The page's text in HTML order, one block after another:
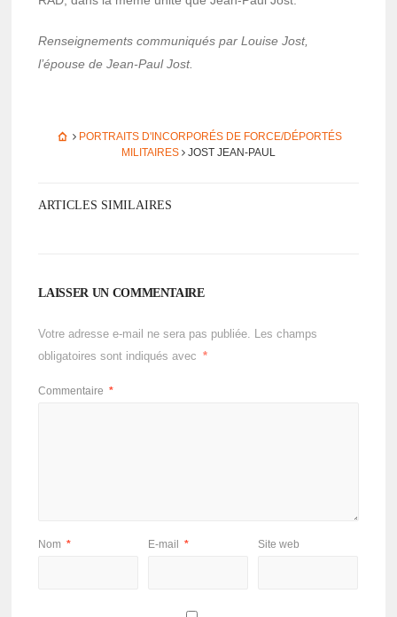
Rensei­gne­ments commu­niqués par Louise Jost,
l’épouse de Jean-Paul Jost.
PORTRAITS D'INCORPORÉS DE FORCE/DÉPORTÉS
MILITAIRES JOST JEAN-PAUL
ARTICLES SIMILAIRES
LAISSER UN COMMENTAIRE
Votre adresse e-mail ne sera pas publiée. Les champs
obligatoires sont indiqués avec
*
Commentaire *
Nom * E-mail * Site web